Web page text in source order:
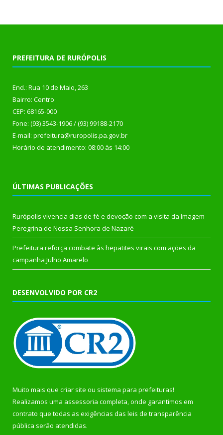
PREFEITURA DE RURÓPOLIS
End.: Rua 10 de Maio, 263
Bairro: Centro
CEP: 68165-000
Fone: (93) 3543-1906 / (93) 99188-2170
E-mail: prefeitura@ruropolis.pa.gov.br
Horário de atendimento: 08:00 às 14:00
ÚLTIMAS PUBLICAÇÕES
Rurópolis vivencia dias de fé e devoção com a visita da Imagem
Peregrina de Nossa Senhora de Nazaré
Prefeitura reforça combate às hepatites virais com ações da
campanha Julho Amarelo
DESENVOLVIDO POR CR2
Muito mais que criar site ou sistema para prefeituras!
Realizamos uma assessoria completa, onde garantimos em
contrato que todas as exigências das leis de transparência
pública serão atendidas.